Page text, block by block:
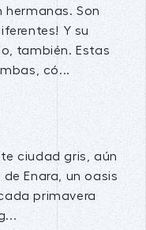
hermanas. Son
Y su
también. Estas
có...
ciudad gris, aún
Enara, un oasis
primavera